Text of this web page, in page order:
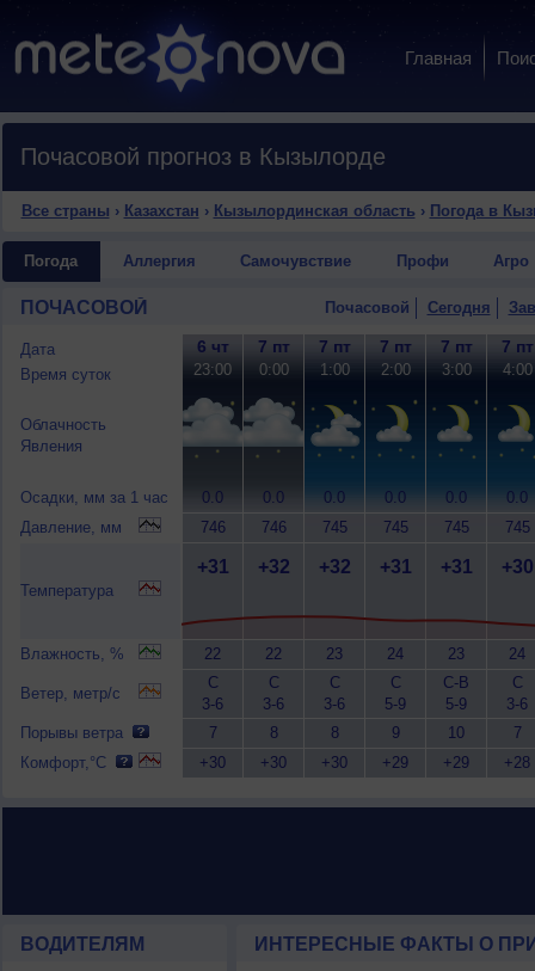
Главная
Почасовой прогноз в Кызылорде
Все страны › Казахстан › Кызылординская область › Погода в
Погода Аллергия Самочувствие Профи Агро
ПОЧАСОВОЙ Почасовой Сегодня
Дата
Время суток
Облачность
Явления
Осадки, мм за 1 час
Давление, мм
Температура
Влажность, %
Ветер, метр/с
Порывы ветра
Комфорт,°C
6 чт
23:00
0.0
746
+31
22
С
3-6
7
+30
7 пт
0:00
0.0
746
+32
22
С
3-6
8
+30
7 пт
1:00
0.0
745
+32
23
С
3-6
8
+30
7 пт
2:00
0.0
745
+31
24
С
5-9
9
+29
7 пт
3:00
0.0
745
+31
23
С-В
5-9
10
+29
7 пт
4:00
0.0
745
+30
24
С
3-6
7
+28
ВОДИТЕЛЯМ ИНТЕРЕСНЫЕ ФАКТЫ О